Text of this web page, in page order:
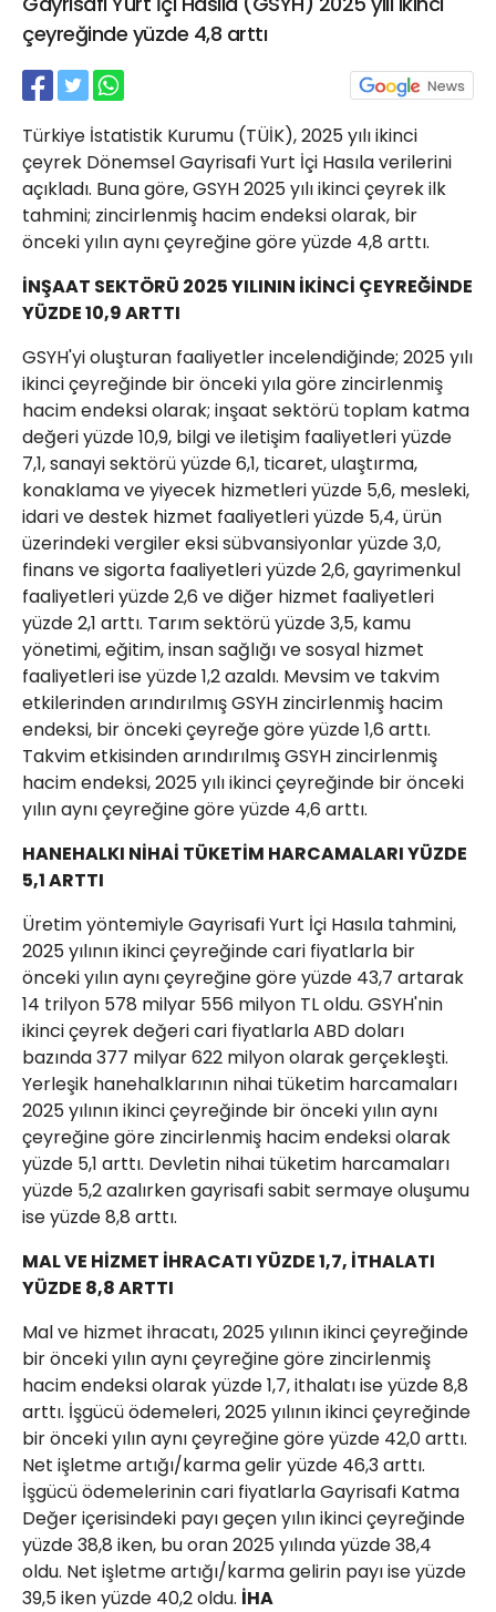
çeyreğinde yüzde 4,8 arttı
Türkiye İstatistik Kurumu (TÜİK), 2025 yılı ikinci
çeyrek Dönemsel Gayrisafi Yurt İçi Hasıla verilerini
açıkladı. Buna göre, GSYH 2025 yılı ikinci çeyrek ilk
tahmini; zincirlenmiş hacim endeksi olarak, bir
önceki yılın aynı çeyreğine göre yüzde 4,8 arttı.
İNŞAAT SEKTÖRÜ 2025 YILININ İKİNCİ ÇEYREĞİNDE
YÜZDE 10,9 ARTTI
GSYH'yi oluşturan faaliyetler incelendiğinde; 2025 yılı
ikinci çeyreğinde bir önceki yıla göre zincirlenmiş
hacim endeksi olarak; inşaat sektörü toplam katma
değeri yüzde 10,9, bilgi ve iletişim faaliyetleri yüzde
7,1, sanayi sektörü yüzde 6,1, ticaret, ulaştırma,
konaklama ve yiyecek hizmetleri yüzde 5,6, mesleki,
idari ve destek hizmet faaliyetleri yüzde 5,4, ürün
üzerindeki vergiler eksi sübvansiyonlar yüzde 3,0,
finans ve sigorta faaliyetleri yüzde 2,6, gayrimenkul
faaliyetleri yüzde 2,6 ve diğer hizmet faaliyetleri
yüzde 2,1 arttı. Tarım sektörü yüzde 3,5, kamu
yönetimi, eğitim, insan sağlığı ve sosyal hizmet
faaliyetleri ise yüzde 1,2 azaldı. Mevsim ve takvim
etkilerinden arındırılmış GSYH zincirlenmiş hacim
endeksi, bir önceki çeyreğe göre yüzde 1,6 arttı.
Takvim etkisinden arındırılmış GSYH zincirlenmiş
hacim endeksi, 2025 yılı ikinci çeyreğinde bir önceki
yılın aynı çeyreğine göre yüzde 4,6 arttı.
HANEHALKI NİHAİ TÜKETİM HARCAMALARI YÜZDE
5,1 ARTTI
Üretim yöntemiyle Gayrisafi Yurt İçi Hasıla tahmini,
2025 yılının ikinci çeyreğinde cari fiyatlarla bir
önceki yılın aynı çeyreğine göre yüzde 43,7 artarak
14 trilyon 578 milyar 556 milyon TL oldu. GSYH'nin
ikinci çeyrek değeri cari fiyatlarla ABD doları
bazında 377 milyar 622 milyon olarak gerçekleşti.
Yerleşik hanehalklarının nihai tüketim harcamaları
2025 yılının ikinci çeyreğinde bir önceki yılın aynı
çeyreğine göre zincirlenmiş hacim endeksi olarak
yüzde 5,1 arttı. Devletin nihai tüketim harcamaları
yüzde 5,2 azalırken gayrisafi sabit sermaye oluşumu
ise yüzde 8,8 arttı.
MAL VE HİZMET İHRACATI YÜZDE 1,7, İTHALATI
YÜZDE 8,8 ARTTI
Mal ve hizmet ihracatı, 2025 yılının ikinci çeyreğinde
bir önceki yılın aynı çeyreğine göre zincirlenmiş
hacim endeksi olarak yüzde 1,7, ithalatı ise yüzde 8,8
arttı. İşgücü ödemeleri, 2025 yılının ikinci çeyreğinde
bir önceki yılın aynı çeyreğine göre yüzde 42,0 arttı.
Net işletme artığı/karma gelir yüzde 46,3 arttı.
İşgücü ödemelerinin cari fiyatlarla Gayrisafi Katma
Değer içerisindeki payı geçen yılın ikinci çeyreğinde
yüzde 38,8 iken, bu oran 2025 yılında yüzde 38,4
oldu. Net işletme artığı/karma gelirin payı ise yüzde
39,5 iken yüzde 40,2 oldu. İHA
21 Gölcük
haber@golcukpostasi.com